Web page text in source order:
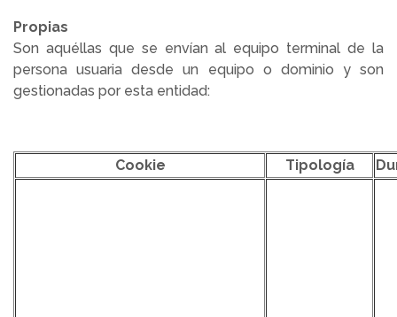
Propias
Son aquéllas que se envían al equipo terminal de la
persona usuaria desde un equipo o dominio y son
gestionadas por esta entidad:
Cookie Tipología